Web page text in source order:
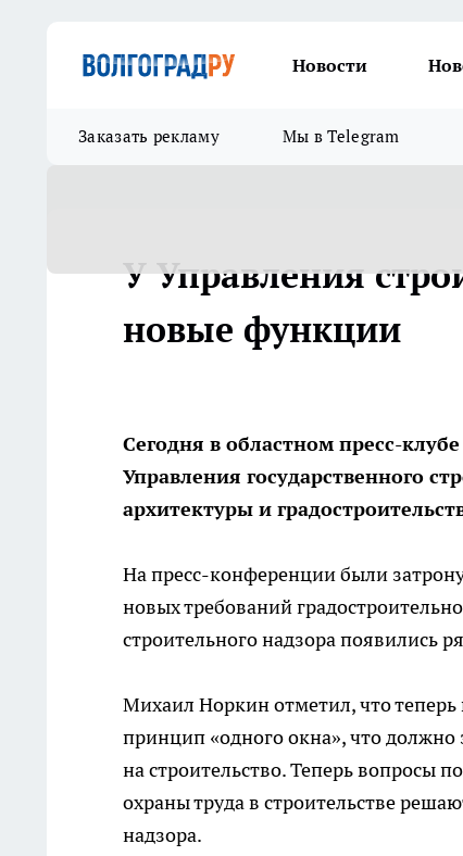
Новости
Заказать рекламу Мы в Telegram
У Управления
новые функции
Сегодня в областном пресс-
Управления государственного
архитектуры и
На пресс-конференции были
новых требований
строительного надзора появились
Михаил Норкин отметил, что теперь
принцип «одного окна», что
на строительство. Теперь вопросы
охраны труда в строительстве
надзора.